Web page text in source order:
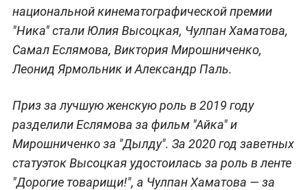
национальной кинематографической премии
"Ника" стали Юлия Высоцкая, Чулпан Хаматова,
Самал Еслямова, Виктория Мирошниченко,
Леонид Ярмольник и Александр Паль.
Приз за лучшую женскую роль в 2019 году
разделили Еслямова за фильм "Айка" и
Мирошниченко за "Дылду". За 2020 год заветных
статуэток Высоцкая удостоилась за роль в ленте
"Дорогие товарищи!", а Чулпан Хаматова — за